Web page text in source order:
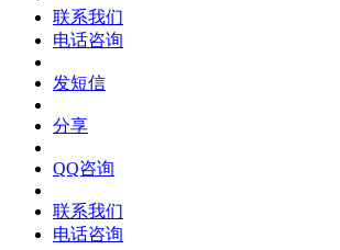
联系我们
电话咨询
发短信
分享
QQ咨询
联系我们
电话咨询